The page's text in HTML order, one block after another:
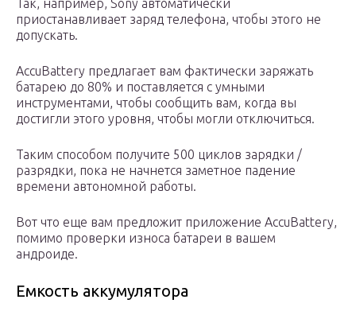
Так, например, Sony автоматически
приостанавливает заряд телефона, чтобы этого не
допускать.
AccuBattery предлагает вам фактически заряжать
батарею до 80% и поставляется с умными
инструментами, чтобы сообщить вам, когда вы
достигли этого уровня, чтобы могли отключиться.
Таким способом получите 500 циклов зарядки /
разрядки, пока не начнется заметное падение
времени автономной работы.
Вот что еще вам предложит приложение AccuBattery,
помимо проверки износа батареи в вашем
андроиде.
Емкость аккумулятора